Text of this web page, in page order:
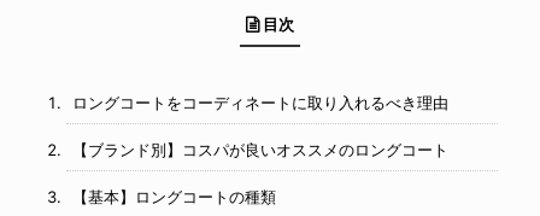
目次
ロングコートをコーディネートに取り入れるべき理由
【ブランド別】コスパが良いオススメのロングコート
【基本】ロングコートの種類